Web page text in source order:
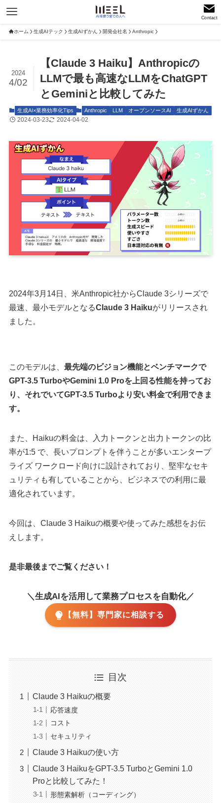
Contact
ホーム 生成AIテック 生成AIずかん 開発会社名 Anthropic
【Claude 3 Haiku】Anthropicの
LLMで最も高速なLLMをChatGPT
とGeminiと比較してみた
2024
4/02
生成AI×業務効率化Tips Anthropic LLM オープンソースAI 生成AIずかん
2024-03-23 2024-04-02
2024年3月14日、米Anthropic社からClaude 3シリーズで
最速、最小モデルとなるClaude 3 Haikuがリリースされ
ました。
このモデルは、 最先端のビジョン機能とベンチマークで
GPT-3.5 TurboやGemini 1.0 Proを上回る性能を持ってお
り、それでいてGPT-3.5 Turboより安い料金で利用できま
す。
また、Haikuの料金は、入力トークンと出力トークンの比
率が1:5 で、長いプロンプトを伴うことが多いエンタープ
ライズ ワークロード向けに設計されており、堅牢なセキ
ュリティも有していることから、ビジネスでの利用に最
適化されています。
今回は、Claude 3 Haikuの概要や使ってみた感想をお伝
えします。
是非最後までご覧ください！
＼生成AIを活用して業務プロセスを自動化／
【無料】専門家に相談する
目次
Claude 3 Haikuの概要
応答速度
コスト
セキュリティ
Claude 3 Haikuの使い方
Claude 3 HaikuをGPT-3.5 TurboとGemini 1.0
Proと比較してみた！
形態素解析（コーディング）